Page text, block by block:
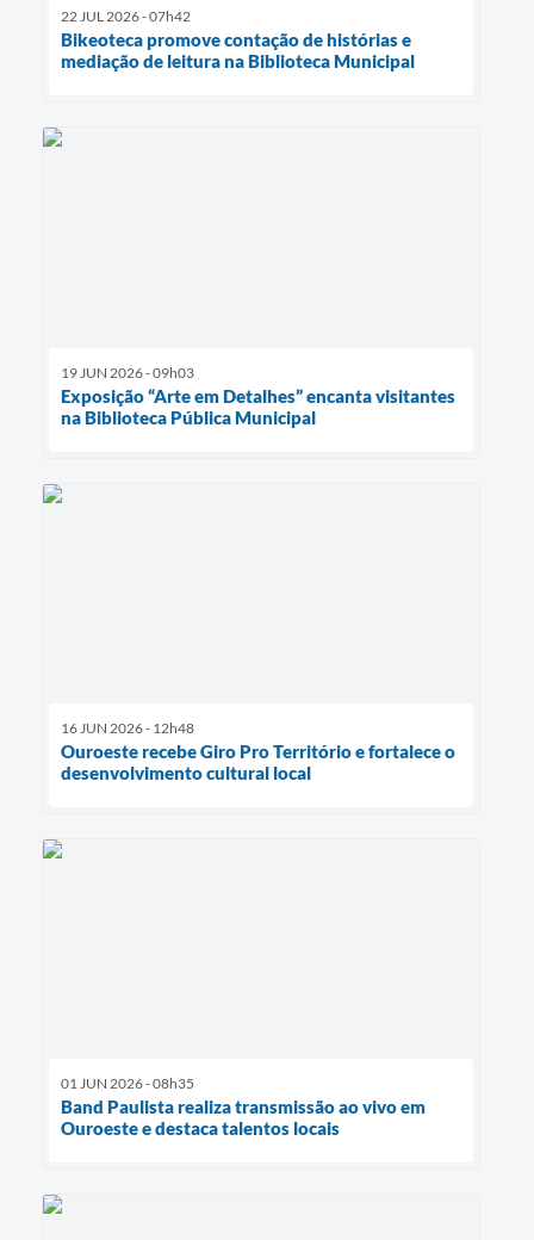
22 JUL 2026 - 07h42
Bikeoteca promove contação de histórias e
mediação de leitura na Biblioteca Municipal
19 JUN 2026 - 09h03
Exposição “Arte em Detalhes” encanta visitantes
na Biblioteca Pública Municipal
16 JUN 2026 - 12h48
Ouroeste recebe Giro Pro Território e fortalece o
desenvolvimento cultural local
01 JUN 2026 - 08h35
Band Paulista realiza transmissão ao vivo em
Ouroeste e destaca talentos locais